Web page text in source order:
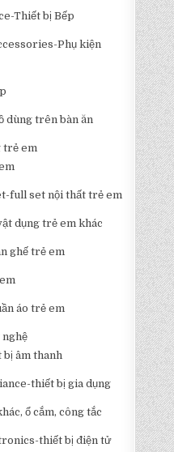
Thiết bị Bếp
Phụ kiện
dùng trên bàn ăn
trẻ em
full set nội thất trẻ em
dụng trẻ em khác
ghế trẻ em
áo trẻ em
âm thanh
thiết bị gia dụng
ổ cắm, công tắc
thiết bị điện tử